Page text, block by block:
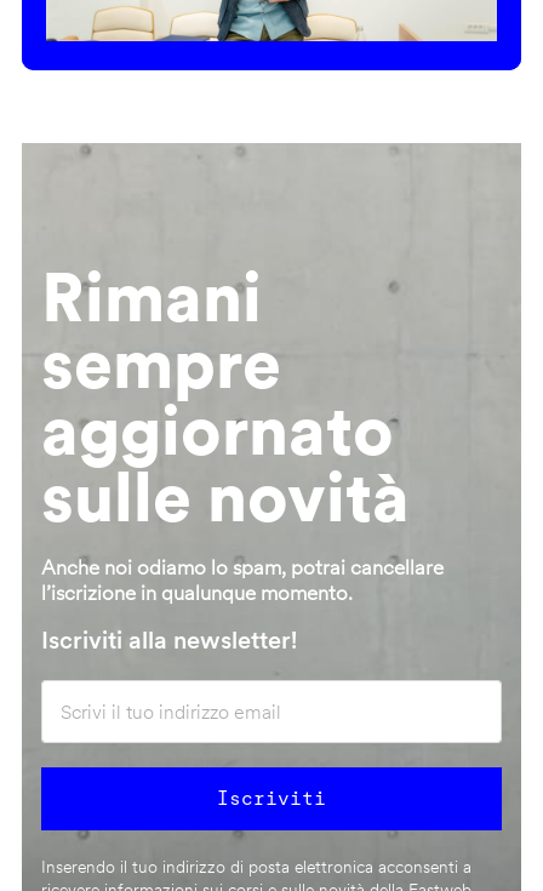
Rimani
sempre
aggiornato
sulle novità
Anche noi odiamo lo spam, potrai cancellare
l’iscrizione in qualunque momento.
Iscriviti alla newsletter!
Inserendo il tuo indirizzo di posta elettronica acconsenti a